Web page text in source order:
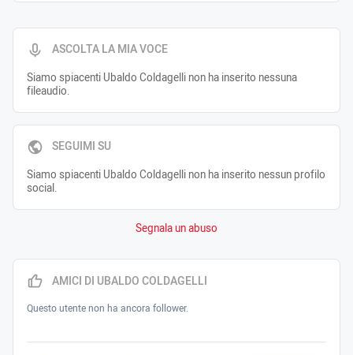
ASCOLTA LA MIA VOCE
Siamo spiacenti Ubaldo Coldagelli non ha inserito nessuna
fileaudio.
SEGUIMI SU
Siamo spiacenti Ubaldo Coldagelli non ha inserito nessun profilo
social.
Segnala un abuso
AMICI DI UBALDO COLDAGELLI
Questo utente non ha ancora follower.